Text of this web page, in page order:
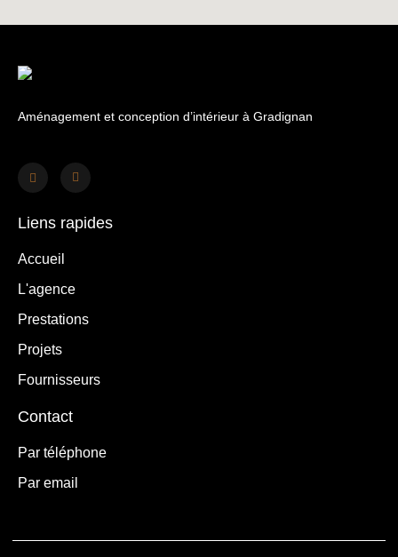
Aménagement et conception d’intérieur à Gradignan
Liens rapides
Accueil
L'agence
Prestations
Projets
Fournisseurs
Contact
Par téléphone
Par email